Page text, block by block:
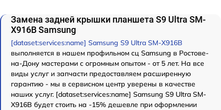
Замена задней крышки планшета S9 Ultra SM-
X916B Samsung
[dataset:services:name] Samsung S9 Ultra SM-X916B
выполняется в нашем профильном сц Samsung в Ростове-
на-Дону мастерами с огромным опытом - от 5 лет. На все
виды услуг и запчасти предоставляем расширенную
гарантию - мы в сервисном центр уверены в качестве
наших услуг. [dataset:services:name] Samsung S9 Ultra SM-
X916B будет стоить на -15% дешевле при оформлении